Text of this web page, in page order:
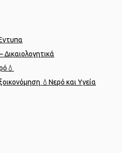
Δικαιολογητικά
💧 Νερό και Υγεία